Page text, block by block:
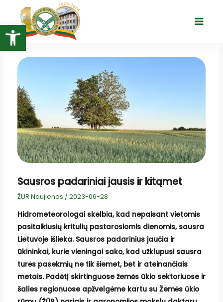
Open toolbar
turinio
Main
Sausros padariniai jausis ir kitąmet
ŽUR Naujienos / 2023-06-28
Hidrometeorologai skelbia, kad nepaisant vietomis
pasitaikiusių kritulių pastarosiomis dienomis, sausra
Lietuvoje išlieka. Sausros padarinius jaučia ir
ūkininkai, kurie vieningai sako, kad užklupusi sausra
turės pasekmių ne tik šiemet, bet ir ateinančiais
metais. Padėtį skirtinguose žemės ūkio sektoriuose ir
šalies regionuose apžvelgėme kartu su Žemės ūkio